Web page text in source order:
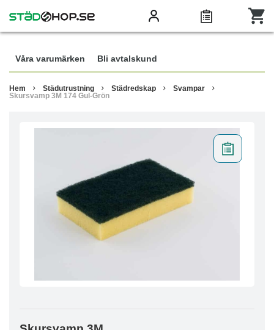
Våra varumärken Bli avtalskund
Hem Städutrustning Städredskap
Svampar
Skursvamp 3M 174 Gul-Grön